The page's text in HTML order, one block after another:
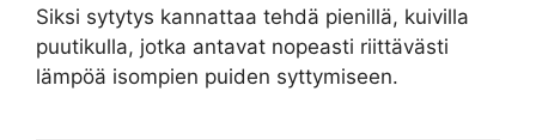
Siksi sytytys kannattaa tehdä pienillä, kuivilla
puutikulla, jotka antavat nopeasti riittävästi
lämpöä isompien puiden syttymiseen.